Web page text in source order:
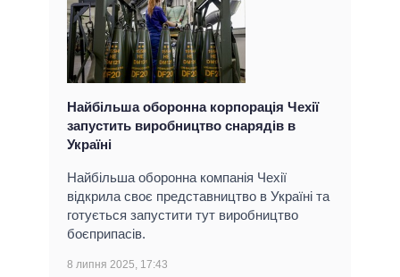
Найбільша оборонна корпорація Чехії
запустить виробництво снарядів в
Україні
Найбільша оборонна компанія Чехії
відкрила своє представництво в Україні та
готується запустити тут виробництво
боєприпасів.
8 липня 2025, 17:43